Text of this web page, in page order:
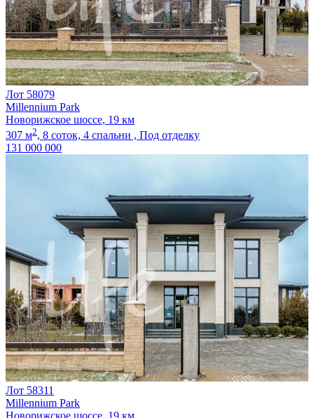
Лот 58079
Millennium Park
Новорижское шоссе, 19 км
307 м2, 8 соток, 4 спальни , Под отделку
131 000 000
Лот 58311
Millennium Park
Новорижское шоссе, 19 км